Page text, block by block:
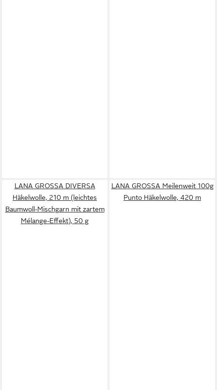
LANA GROSSA DIVERSA
Häkelwolle, 210 m (leichtes
Baumwoll-Mischgarn mit zartem
Mélange-Effekt), 50 g
LANA GROSSA Meilenweit 100g
Punto Häkelwolle, 420 m